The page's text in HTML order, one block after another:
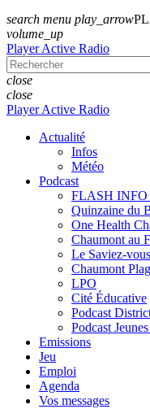
search menu play_arrow
volume_up
Player Active Radio
close
close
Player Active Radio
Actualité
Infos
Météo
Podcast
FLASH INFO
Quinzaine du
One Health
Chaumont au
Le Saviez-
Chaumont
LPO
Cité Éducative
Podcast
Podcast
Emissions
Jeu
Emploi
Agenda
Vos messages